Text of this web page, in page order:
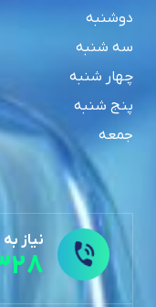
دوشنبه
سه شنبه
چهار شنبه
پنج شنبه
جمعه
نیاز به